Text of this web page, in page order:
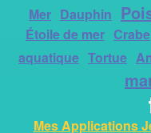
Mer Dauphin
Étoile de mer Crabe
aquatique Tortue
Mes Applications